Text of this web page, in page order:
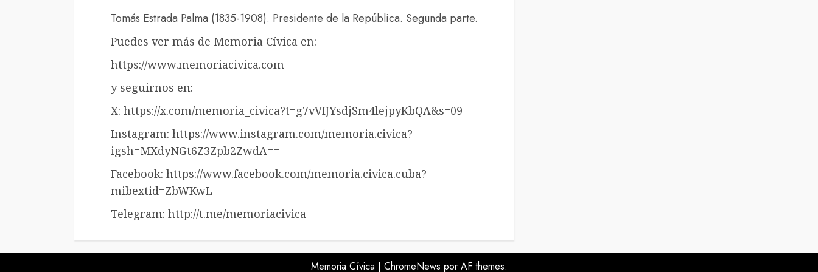
de
disminuir
Tomás Estrada Palma (1835-1908). Presidente de la República. Segunda parte.
Puedes ver más de Memoria Cívica en:
https://www.memoriacivica.com
y seguirnos en:
X: https://x.com/memoria_civica?t=g7vVIJYsdjSm4lejpyKbQA&s=09
Instagram: https://www.instagram.com/memoria.civica?
igsh=MXdyNGt6Z3Zpb2ZwdA==
Facebook: https://www.facebook.com/memoria.civica.cuba?
mibextid=ZbWKwL
Telegram: http://t.me/memoriacivica
Memoria Cívica | ChromeNews por AF themes.